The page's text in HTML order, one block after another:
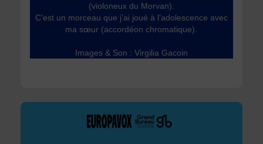
en
(violoneux du Morvan).
C’est un morceau que j’ai joué à l’adolescence avec
ma sœur (accordéon chromatique).
Images & Son : Virgilia Gacoin